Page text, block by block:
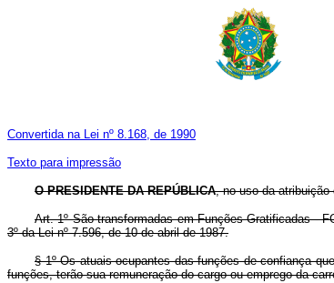
Convertida na Lei nº 8.168, de 1990
Texto para impressão
O PRESIDENTE DA REPÚBLICA, no uso da
Art. 1º São transformadas em Funções Gratificadas -
3º da Lei nº 7.596, de 10 de abril de 1987.
§ 1º Os atuais ocupantes das funções de confiança
funções, terão sua remuneração do cargo ou emprego da